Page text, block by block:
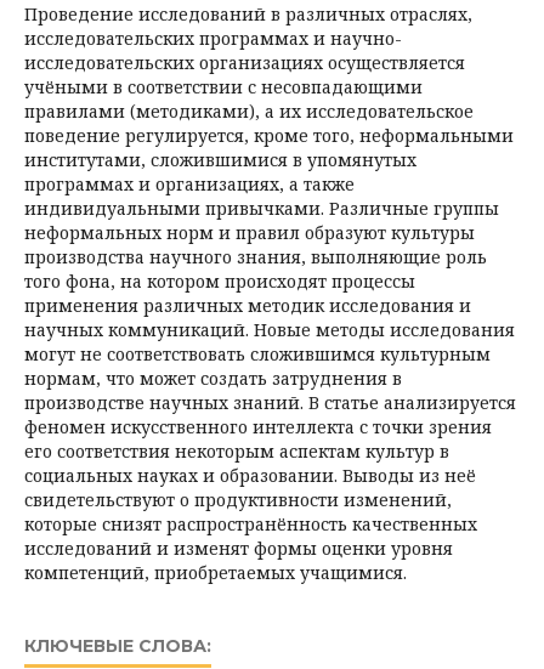
Проведение исследований в различных отраслях,
исследовательских программах и научно-
исследовательских организациях осуществляется
учёными в соответствии с несовпадающими
правилами (методиками), а их исследовательское
поведение регулируется, кроме того, неформальными
институтами, сложившимися в упомянутых
программах и организациях, а также
индивидуальными привычками. Различные группы
неформальных норм и правил образуют культуры
производства научного знания, выполняющие роль
того фона, на котором происходят процессы
применения различных методик исследования и
научных коммуникаций. Новые методы исследования
могут не соответствовать сложившимся культурным
нормам, что может создать затруднения в
производстве научных знаний. В статье анализируется
феномен искусственного интеллекта с точки зрения
его соответствия некоторым аспектам культур в
социальных науках и образовании. Выводы из неё
свидетельствуют о продуктивности изменений,
которые снизят распространённость качественных
исследований и изменят формы оценки уровня
компетенций, приобретаемых учащимися.
КЛЮЧЕВЫЕ СЛОВА: